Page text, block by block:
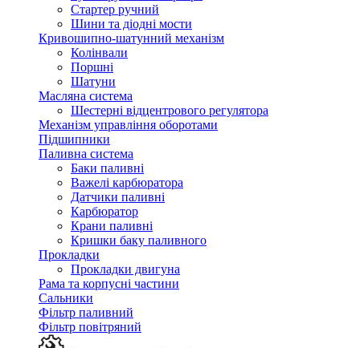
Стартер ручний
Шини та діодні мости
Кривошипно-шатунний механізм
Колінвали
Поршні
Шатуни
Масляна система
Шестерні відцентрового регулятора
Механізм управління оборотами
Підшипники
Паливна система
Баки паливні
Важелі карбюратора
Датчики паливні
Карбюратор
Крани паливні
Кришки баку паливного
Прокладки
Прокладки двигуна
Рама та корпусні частини
Сальники
Фільтр паливний
Фільтр повітряний